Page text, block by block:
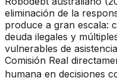
eliminación de la
produce a gran escala:
deuda ilegales y
vulnerables de
Comisión Real
humana en decisiones